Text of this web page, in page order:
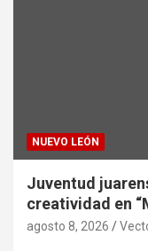
NUEVO LEÓN
Juventud
creatividad en
agosto 8, 2026